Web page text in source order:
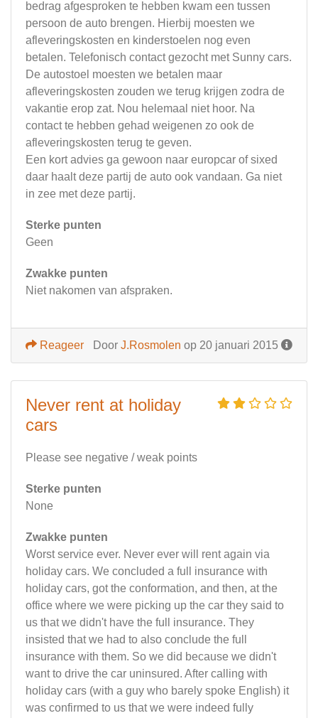
bedrag afgesproken te hebben kwam een tussen
persoon de auto brengen. Hierbij moesten we
afleveringskosten en kinderstoelen nog even
betalen. Telefonisch contact gezocht met Sunny cars.
De autostoel moesten we betalen maar
afleveringskosten zouden we terug krijgen zodra de
vakantie erop zat. Nou helemaal niet hoor. Na
contact te hebben gehad weigenen zo ook de
afleveringskosten terug te geven.
Een kort advies ga gewoon naar europcar of sixed
daar haalt deze partij de auto ook vandaan. Ga niet
in zee met deze partij.
Sterke punten
Geen
Zwakke punten
Niet nakomen van afspraken.
Door J.Rosmolen op 20 januari 2015
Reageer
Never rent at holiday
cars
Please see negative / weak points
Sterke punten
None
Zwakke punten
Worst service ever. Never ever will rent again via
holiday cars. We concluded a full insurance with
holiday cars, got the conformation, and then, at the
office where we were picking up the car they said to
us that we didn't have the full insurance. They
insisted that we had to also conclude the full
insurance with them. So we did because we didn't
want to drive the car uninsured. After calling with
holiday cars (with a guy who barely spoke English) it
was confirmed to us that we were indeed fully